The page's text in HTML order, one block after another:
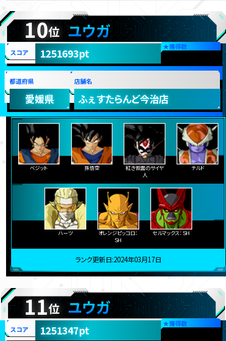
10位 ユウガ
★獲得数
スコア 1251693pt
都道府県
愛媛県
店舗名
ふぇすたらんど今治店
ベジット 孫悟空
紅き仮面のサイヤ
人
チルド
ハーツ
オレンジピッコロ：
ＳＨ
セルマックス：ＳＨ
ランク更新日:2024年03月17日
11位 ユウガ
★獲得数
スコア 1251347pt